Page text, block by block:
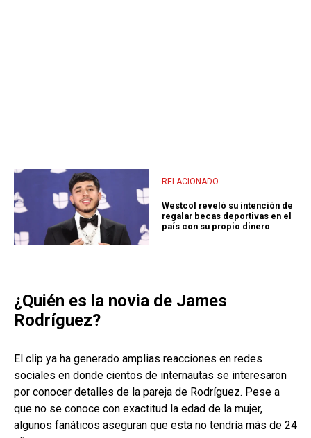
RELACIONADO
Westcol reveló su intención de
regalar becas deportivas en el
país con su propio dinero
¿Quién es la novia de James
Rodríguez?
El clip ya ha generado amplias reacciones en redes
sociales en donde cientos de internautas se interesaron
por conocer detalles de la pareja de Rodríguez. Pese a
que no se conoce con exactitud la edad de la mujer,
algunos fanáticos aseguran que esta no tendría más de 24